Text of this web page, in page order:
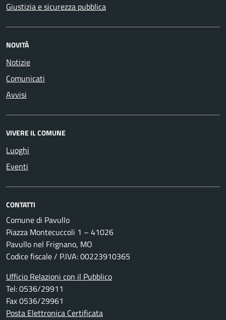
Giustizia e sicurezza pubblica
NOVITÀ
Notizie
Comunicati
Avvisi
VIVERE IL COMUNE
Luoghi
Eventi
CONTATTI
Comune di Pavullo
Piazza Montecuccoli 1 – 41026
Pavullo nel Frignano, MO
Codice fiscale / P.IVA: 00223910365
Ufficio Relazioni con il Pubblico
Tel: 0536/29911
Fax 0536/29961
Posta Elettronica Certificata